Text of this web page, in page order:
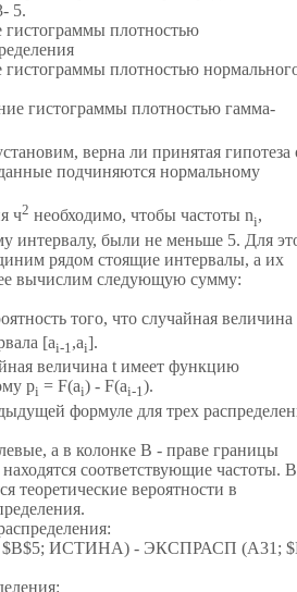
5.
плотностью
плотностью
гистограммы плотностью гамма-
верна ли принятая гипотеза
подчиняются нормальному
ч2 необходимо, чтобы частоты ni,
интервалу, были не меньше 5. Для
рядом стоящие интервалы, а их
вычислим следующую сумму:
того, что случайная
[ai-1,ai].
величина t имеет функцию
pi = F(ai) - F(ai-1).
формуле для трех
а в колонке В - праве границы
соответствующие частоты. В
теоретические вероятности в
ИСТИНА) - ЭКСПРАСП (А31;